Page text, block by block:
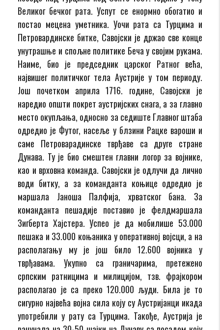
Великог бечког рата. Успут се енормно обогатио и
постао мецена уметника. Уочи рата са Турцима и
Петровардинске битке, Савојски је држао све конце
унутрашње и спољне политике Беча у својим рукама.
Наиме, био је председник царског Ратног већа,
највишег политичког тела Аустрије у том периоду.
Још почетком априла 1716. године, Савојски је
наредио општи покрет аустријских снага, а за главно
место окупљања, односно за седиште Главног штаба
одредио је Футог, насеље у блзини Рацке вароши и
саме Петроварадинске тврђаве са друге стране
Дунава. Ту је био смештен главни логор за војнике,
као и врховна команда. Савојски је одлучи да лично
води битку, а за команданта коњице одредио је
маршала Јаноша Палфија, хрватског бана. За
команданта пешадије поставио је фелдмаршала
Зигберта Хајстера. Успео је да мобилише 53.000
пешака и 33.000 коњаника у оперативној војсци, а на
располагању му је још било 12.600 војника у
тврђавама. Укупно са граничарима, претежено
српским ратницима и милицијом, тзв. фрајкором
располагао је са преко 120.000 људи. Била је то
сигурно највећа војна сила коју су Аустријанци икада
употребили у рату са Турцима. Такође, Аустрија је